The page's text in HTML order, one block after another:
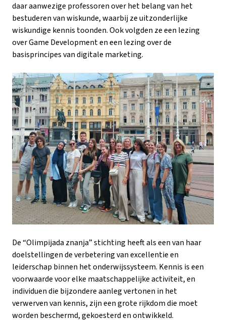
daar aanwezige professoren over het belang van het
bestuderen van wiskunde, waarbij ze uitzonderlijke
wiskundige kennis toonden. Ook volgden ze een lezing
over Game Development en een lezing over de
basisprincipes van digitale marketing.
De “Olimpijada znanja” stichting heeft als een van haar
doelstellingen de verbetering van excellentie en
leiderschap binnen het onderwijssysteem. Kennis is een
voorwaarde voor elke maatschappelijke activiteit, en
individuen die bijzondere aanleg vertonen in het
verwerven van kennis, zijn een grote rijkdom die moet
worden beschermd, gekoesterd en ontwikkeld.